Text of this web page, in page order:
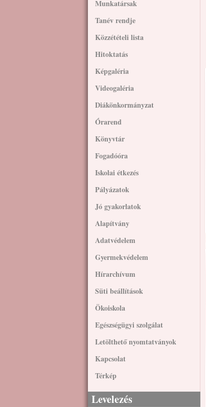
Munkatársak
Tanév rendje
Közzétételi lista
Hitoktatás
Képgaléria
Videogaléria
Diákönkormányzat
Órarend
Könyvtár
Fogadóóra
Iskolai étkezés
Pályázatok
Jó gyakorlatok
Alapítvány
Adatvédelem
Gyermekvédelem
Hírarchívum
Süti beállítások
Ökoiskola
Egészségügyi szolgálat
Letölthető nyomtatványok
Kapcsolat
Térkép
Levelezés